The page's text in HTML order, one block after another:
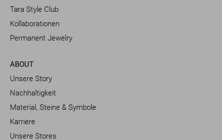
Tara Style Club
Kollaborationen
Permanent Jewelry
ABOUT
Unsere Story
Nachhaltigkeit
Material, Steine & Symbole
Karriere
Unsere Stores